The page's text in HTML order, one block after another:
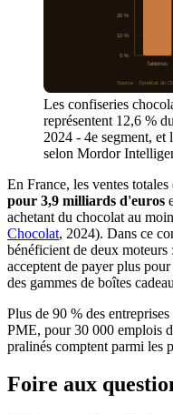
0 %
10 %
20 %
Tablettes
Source : Syndicat du
Les confiseries
représentent 12,6 %
2024 - 4e segment,
selon Mordor
En France, les ventes
pour 3,9 milliards d'euros
achetant du chocolat au
Chocolat, 2024). Dans ce
bénéficient de deux
acceptent de payer plus
des gammes de boîtes
Plus de 90 % des
PME, pour 30 000 emplois
pralinés comptent parmi les
Foire aux